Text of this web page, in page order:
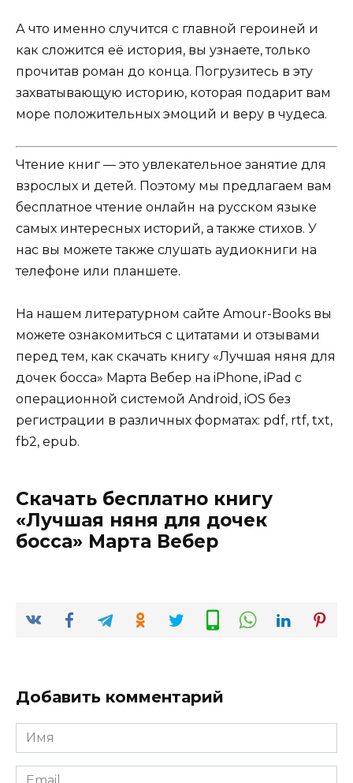
А что именно случится с главной героиней и
как сложится её история, вы узнаете, только
прочитав роман до конца. Погрузитесь в эту
захватывающую историю, которая подарит вам
море положительных эмоций и веру в чудеса.
Чтение книг — это увлекательное занятие для
взрослых и детей. Поэтому мы предлагаем вам
бесплатное чтение онлайн на русском языке
самых интересных историй, а также стихов. У
нас вы можете также слушать аудиокниги на
телефоне или планшете.
На нашем литературном сайте Amour-Books вы
можете ознакомиться с цитатами и отзывами
перед тем, как скачать книгу «Лучшая няня для
дочек босса» Марта Вебер на iPhone, iPad с
операционной системой Android, iOS без
регистрации в различных форматах: pdf, rtf, txt,
fb2, epub.
Скачать бесплатно книгу
«Лучшая няня для дочек
босса» Марта Вебер
Добавить комментарий
Имя
*
Email